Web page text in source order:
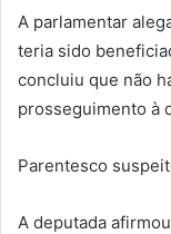
A parlamentar
teria sido
concluiu que não
prosseguimento à
Parentesco
A deputada